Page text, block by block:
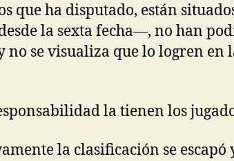
que ha disputado, están
la sexta fecha—, no han
no se visualiza que lo logren en
la tienen los
la clasificación se escapó